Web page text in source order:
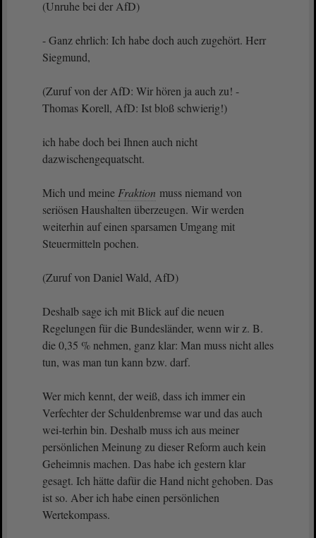
(Unruhe bei der AfD)
- Ganz ehrlich: Ich habe doch auch zugehört. Herr
Siegmund,
(Zuruf von der AfD: Wir hören ja auch zu! -
Thomas Korell, AfD: Ist bloß schwierig!)
ich habe doch bei Ihnen auch nicht
dazwischengequatscht.
Mich und meine Fraktion muss niemand von
seriösen Haushalten überzeugen. Wir werden
weiterhin auf einen sparsamen Umgang mit
Steuermitteln pochen.
(Zuruf von Daniel Wald, AfD)
Deshalb sage ich mit Blick auf die neuen
Regelungen für die Bundesländer, wenn wir z. B.
die 0,35 % nehmen, ganz klar: Man muss nicht alles
tun, was man tun kann bzw. darf.
Wer mich kennt, der weiß, dass ich immer ein
Verfechter der Schuldenbremse war und das auch
wei-terhin bin. Deshalb muss ich aus meiner
persönlichen Meinung zu dieser Reform auch kein
Geheimnis machen. Das habe ich gestern klar
gesagt. Ich hätte dafür die Hand nicht gehoben. Das
ist so. Aber ich habe einen persönlichen
Wertekompass.